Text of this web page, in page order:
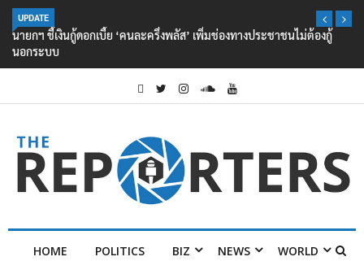
UPDATE
นายกฯ ชี้เงินกู้ดอกเบี้ย ‘คนละครึ่งพลัส’ เพิ่มช่องทางประชาชนไม่ต้องกู้
นอกระบบ
HOME POLITICS BIZ NEWS WORLD